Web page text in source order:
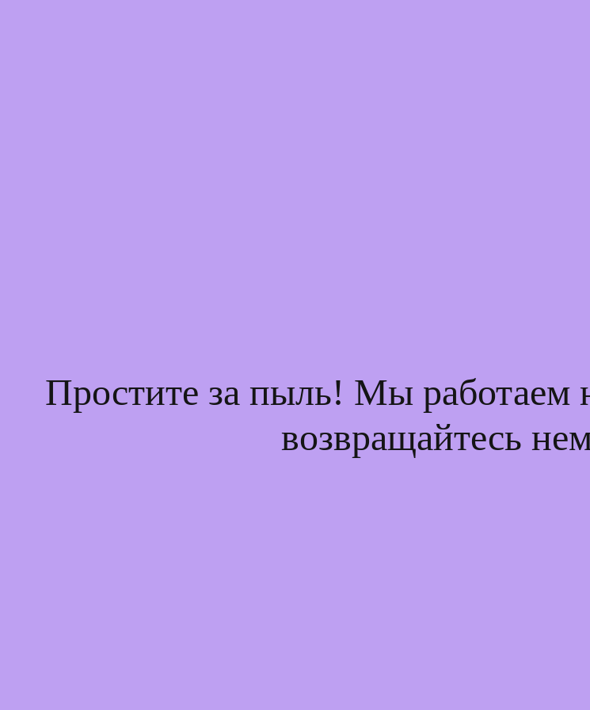
Простите за пыль! Мы
возвращайтесь